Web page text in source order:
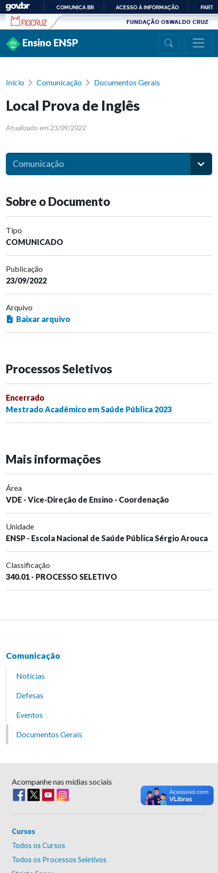
Ir para conteúdo
PARA
COMUNICA BR ACESSO À INFORMAÇÃO
Ensino ENSP
Início Comunicação Documentos Gerais
Local Prova de Inglês
Atualizado em 23/09/2022
Comunicação
Sobre o Documento
Tipo
COMUNICADO
Publicação
23/09/2022
Arquivo
Baixar arquivo
Processos Seletivos
Encerrado
Mestrado Acadêmico em Saúde Pública 2023
Mais informações
Área
VDE - Vice-Direção de Ensino - Coordenação
Unidade
ENSP - Escola Nacional de Saúde Pública Sérgio Arouca
Classificação
340.01 - PROCESSO SELETIVO
Comunicação
Notícias
Defesas
Eventos
Documentos Gerais
Acompanhe nas mídias sociais
Cursos
Todos os Cursos
Todos os Processos Seletivos